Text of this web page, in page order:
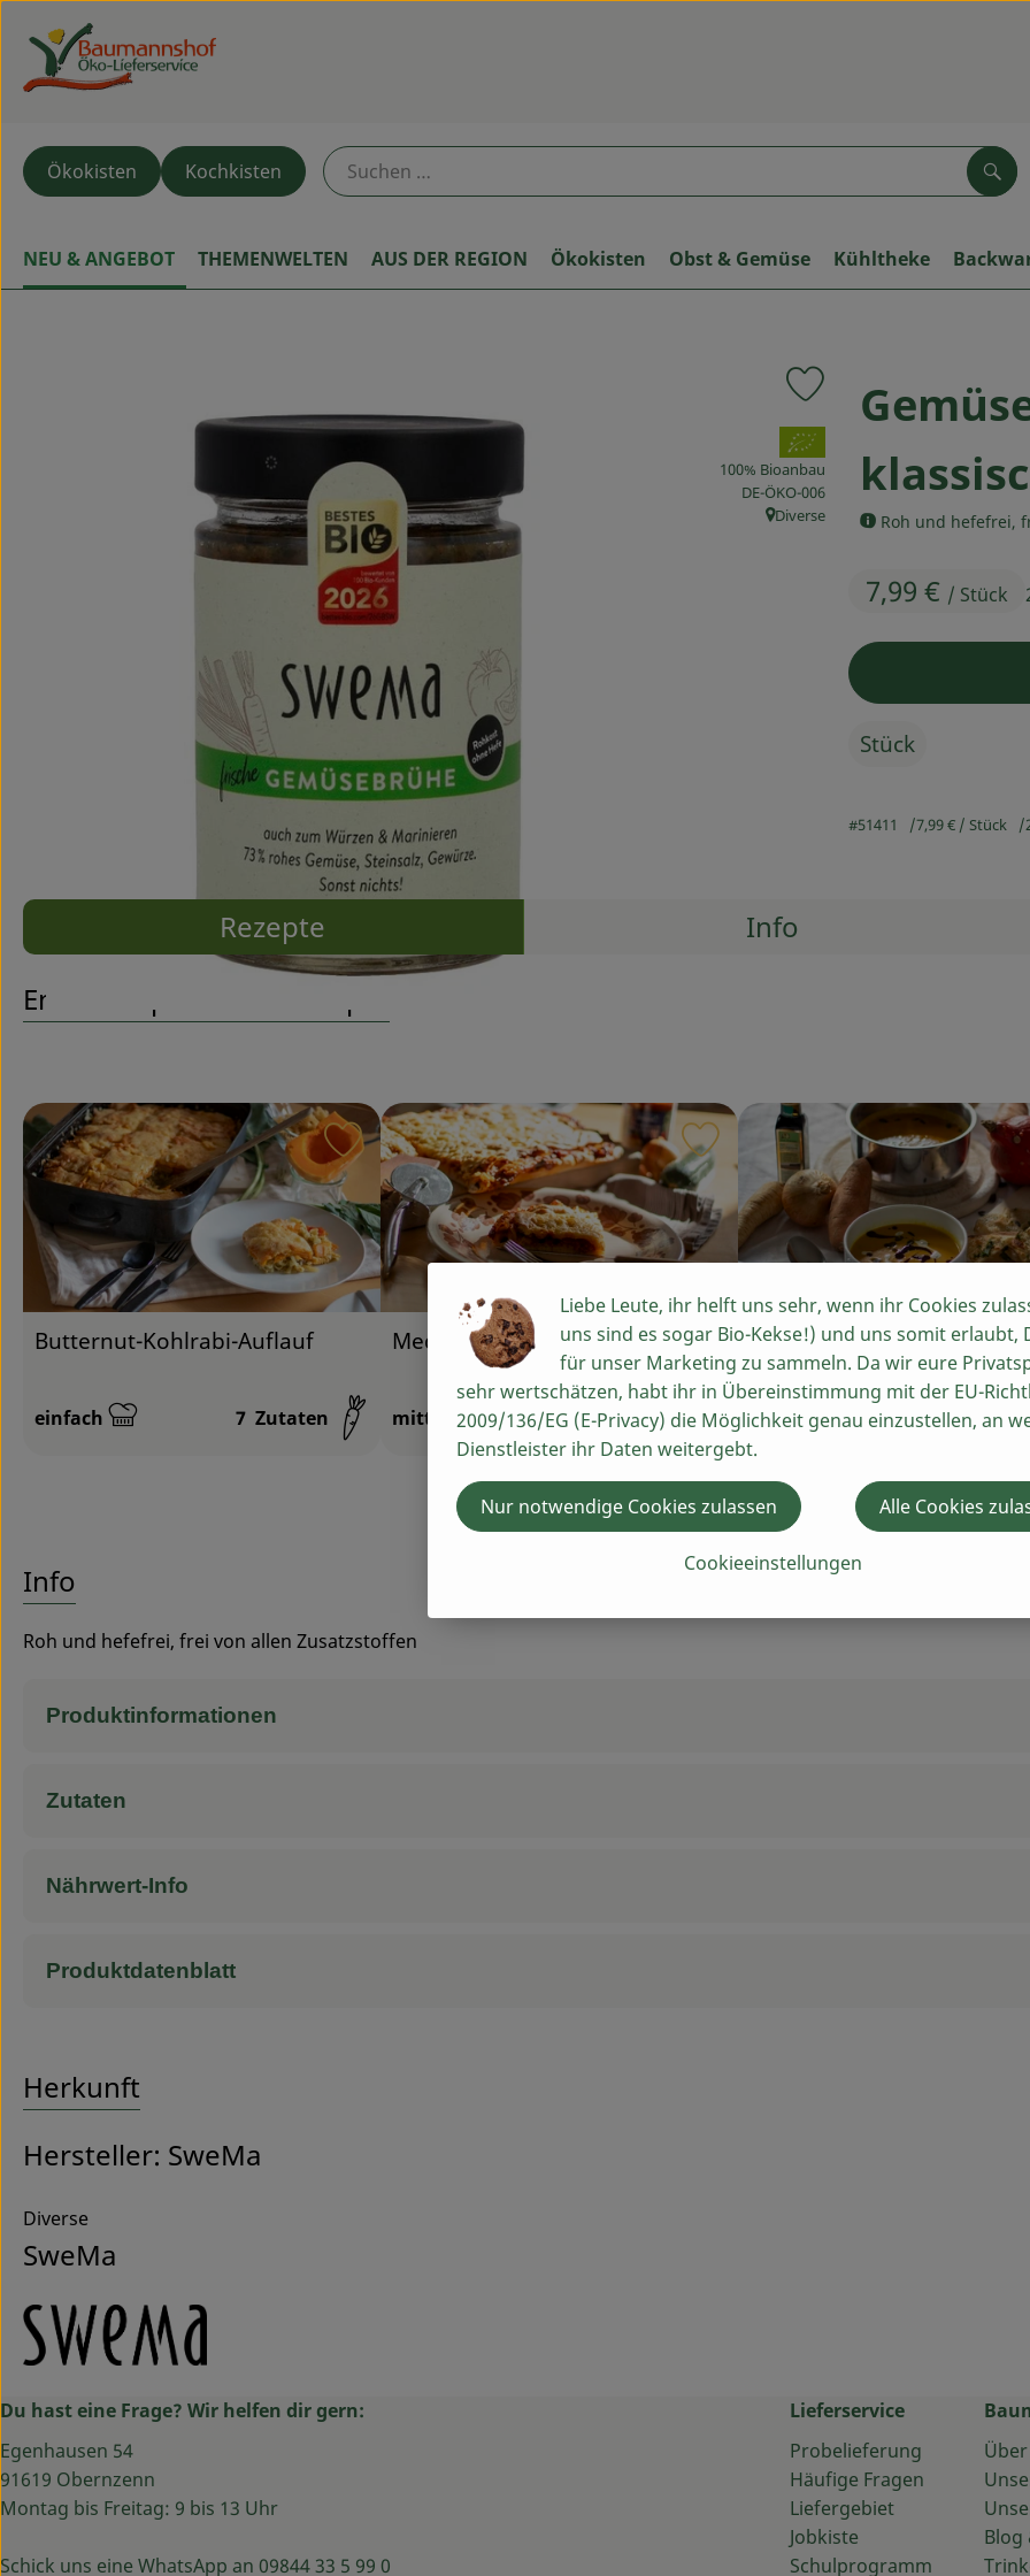
Ökokisten Kochkisten
NEU & ANGEBOT THEMENWELTEN AUS DER REGION Ökokisten Obst & Gemüse Kühltheke
Roh und hefefrei,
7,99 € / Stück
Produkt zu Favouriten
, Verband:
100% Bioanbau
, Kontrollstelle:
DE-ÖKO-006
, Herkunft:
Diverse
Stück
#51411 7,99 € / Stück
Rezepte Info
Entdecke passende Rezepte
Butternut-Kohlrabi-Auflauf
Schwierigkeit:
einfach 7 Zutaten
Rezept zu Favouriten hinzufügen
Mediterran gedeckte Pizza
Schwierigkeit:
mittel 7Zutaten
Rezept zu Favouriten hinzufügen
Wintersuppe
Schwierigkeit:
einfach 18
Info
Roh und hefefrei, frei von allen Zusatzstoffen
Produktinformationen
Zutaten
Nährwert-Info
Produktdatenblatt
Herkunft
Hersteller: SweMa
Diverse
SweMa
Du hast eine Frage? Wir helfen dir gern:
Egenhausen 54
91619 Obernzenn
Montag bis Freitag: 9 bis 13 Uhr
Schick uns eine WhatsApp an 09844 33 5 99 0
Lieferservice
Probelieferung
Häufige Fragen
Liefergebiet
Jobkiste
Schulprogramm
Blog
Liebe Leute, ihr helft uns sehr, wenn ihr Cookies
uns sind es sogar Bio-Kekse!) und uns somit erlaubt,
für unser Marketing zu sammeln. Da wir eure
sehr wertschätzen, habt ihr in Übereinstimmung mit der EU-
2009/136/EG (E-Privacy) die Möglichkeit genau einzustellen, an
Dienstleister ihr Daten weitergebt.
Cookieeinstellungen
Nur notwendige Cookies zulassen Alle Cookies